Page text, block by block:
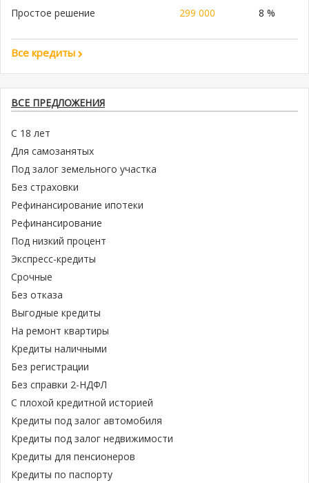
Простое решение 299 000 8 %
Все кредиты
ВСЕ ПРЕДЛОЖЕНИЯ
С 18 лет
Для самозанятых
Под залог земельного участка
Без страховки
Рефинансирование ипотеки
Рефинансирование
Под низкий процент
Экспресс-кредиты
Срочные
Без отказа
Выгодные кредиты
На ремонт квартиры
Кредиты наличными
Без регистрации
Без справки 2-НДФЛ
С плохой кредитной историей
Кредиты под залог автомобиля
Кредиты под залог недвижимости
Кредиты для пенсионеров
Кредиты по паспорту